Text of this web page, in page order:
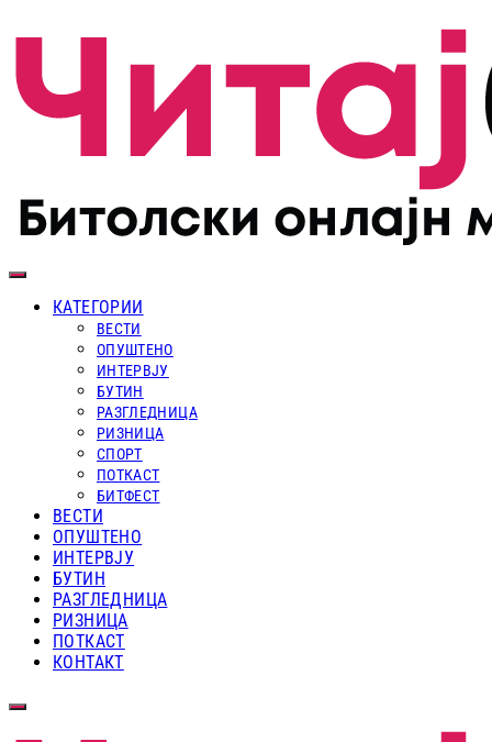
КАТЕГОРИИ
ВЕСТИ
ОПУШТЕНО
ИНТЕРВЈУ
БУТИН
РАЗГЛЕДНИЦА
РИЗНИЦА
СПОРТ
ПОТКАСТ
БИТФЕСТ
ВЕСТИ
ОПУШТЕНО
ИНТЕРВЈУ
БУТИН
РАЗГЛЕДНИЦА
РИЗНИЦА
ПОТКАСТ
КОНТАКТ